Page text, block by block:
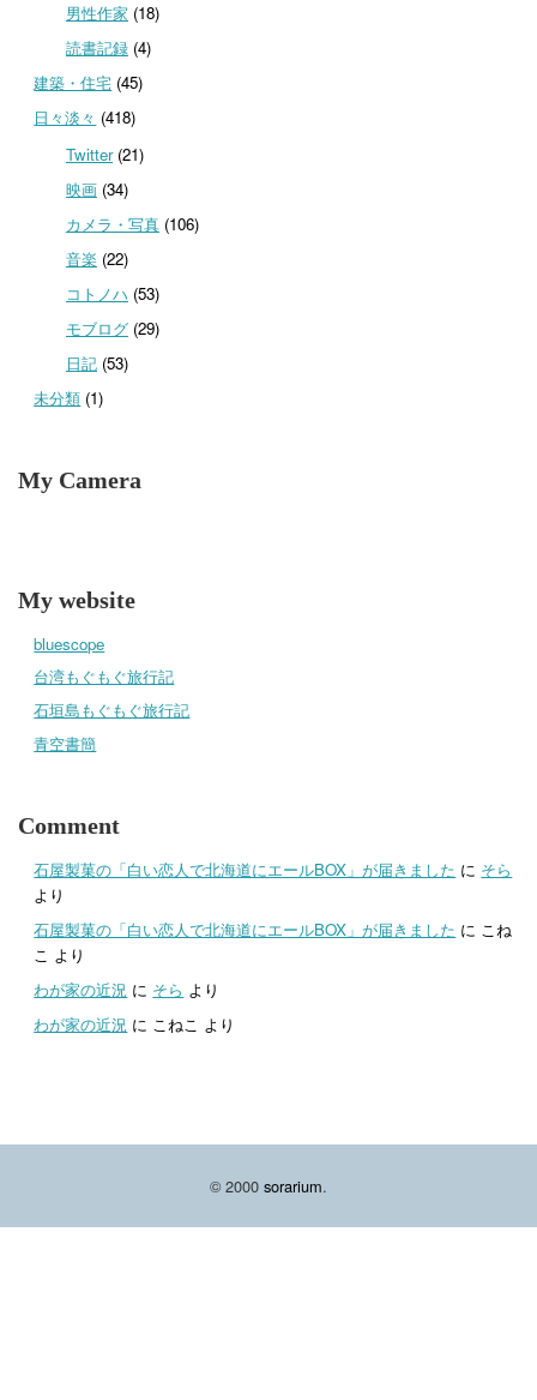
男性作家 (18)
読書記録(4)
建築・住宅 (45)
日々淡々 (418)
Twitter(21)
映画(34)
カメラ・写真(106)
音楽 (22)
コトノハ (53)
モブログ(29)
日記(53)
未分類 (1)
My Camera
My website
bluescope
台湾もぐもぐ旅行記
石垣島もぐもぐ旅行記
青空書簡
Comment
石屋製菓の「白い恋人で北海道にエールBOX」が届きました に そら
より
石屋製菓の「白い恋人で北海道にエールBOX」が届きました に こね
こ より
わが家の近況 に そら より
わが家の近況 に こねこ より
© 2000 sorarium.